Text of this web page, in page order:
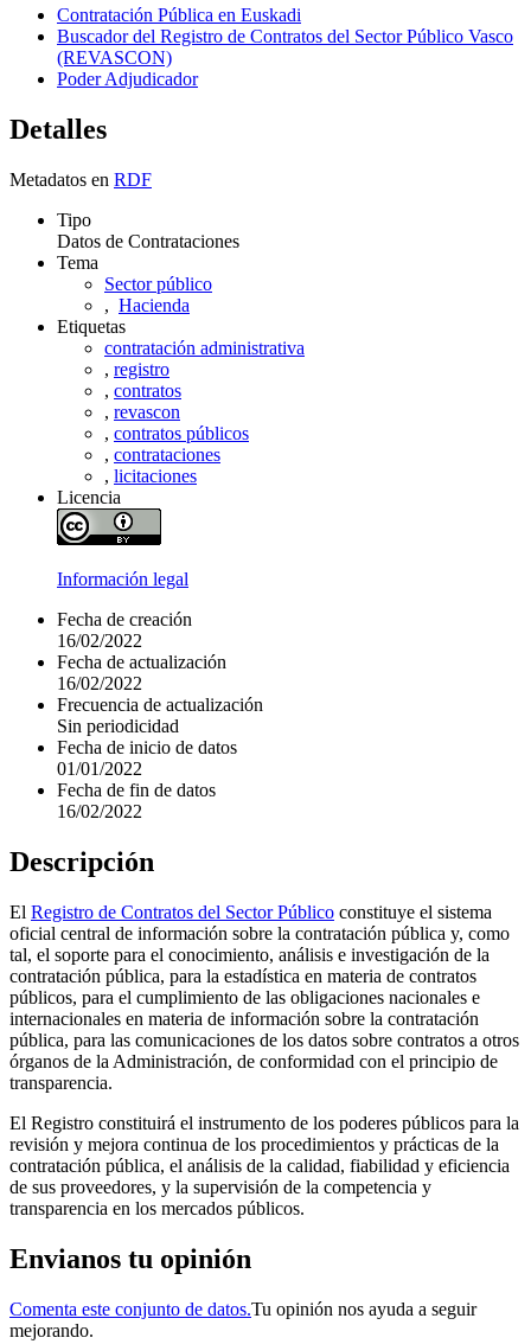
Contratación Pública en Euskadi
Buscador del Registro de Contratos del Sector Público Vasco
(REVASCON)
Poder Adjudicador
Detalles
Metadatos en RDF
Tipo
Datos de Contrataciones
Tema
Sector público
, Hacienda
Etiquetas
contratación administrativa
, registro
, contratos
, revascon
, contratos públicos
, contrataciones
, licitaciones
Licencia
Información legal
Fecha de creación
16/02/2022
Fecha de actualización
16/02/2022
Frecuencia de actualización
Sin periodicidad
Fecha de inicio de datos
01/01/2022
Fecha de fin de datos
16/02/2022
Descripción
El Registro de Contratos del Sector Público constituye el sistema
oficial central de información sobre la contratación pública y, como
tal, el soporte para el conocimiento, análisis e investigación de la
contratación pública, para la estadística en materia de contratos
públicos, para el cumplimiento de las obligaciones nacionales e
internacionales en materia de información sobre la contratación
pública, para las comunicaciones de los datos sobre contratos a otros
órganos de la Administración, de conformidad con el principio de
transparencia.
El Registro constituirá el instrumento de los poderes públicos para la
revisión y mejora continua de los procedimientos y prácticas de la
contratación pública, el análisis de la calidad, fiabilidad y eficiencia
de sus proveedores, y la supervisión de la competencia y
transparencia en los mercados públicos.
Envianos tu opinión
Comenta este conjunto de datos.Tu opinión nos ayuda a seguir
mejorando.